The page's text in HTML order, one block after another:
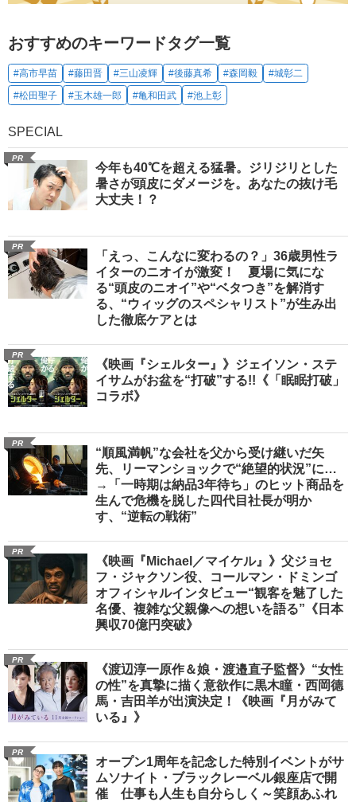
おすすめのキーワードタグ一覧
#高市早苗 #藤田晋 #三山凌輝 #後藤真希 #森岡毅
#城彰二
#松田聖子
#玉木雄一郎 #亀和田武 #池上彰
SPECIAL
PR
今年も40℃を超える猛暑。ジリジリとした
暑さが頭皮にダメージを。あなたの抜け毛
大丈夫！？
PR
「えっ、こんなに変わるの？」36歳男性ラ
イターのニオイが激変！ 夏場に気にな
る“頭皮のニオイ”や“ベタつき”を解消す
る、“ウィッグのスペシャリスト”が生み出
した徹底ケアとは
PR
《映画『シェルター』》ジェイソン・ステ
イサムがお盆を“打破”する!!《「眠眠打破」
コラボ》
PR
“順風満帆”な会社を父から受け継いだ矢
先、リーマンショックで“絶望的状況”に…
→「一時期は納品3年待ち」のヒット商品を
生んで危機を脱した四代目社長が明か
す、“逆転の戦術”
PR
《映画『Michael／マイケル』》父ジョセ
フ・ジャクソン役、コールマン・ドミンゴ
オフィシャルインタビュー“観客を魅了した
名優、複雑な父親像への想いを語る”《日本
興収70億円突破》
PR
《渡辺淳一原作＆娘・渡邉直子監督》“女性
の性”を真摯に描く意欲作に黒木瞳・西岡德
馬・吉田羊が出演決定！《映画『月がみて
いる』》
PR
オープン1周年を記念した特別イベントがサ
ムソナイト・ブラックレーベル銀座店で開
催 仕事も人生も自分らしく～笑顔あふれ